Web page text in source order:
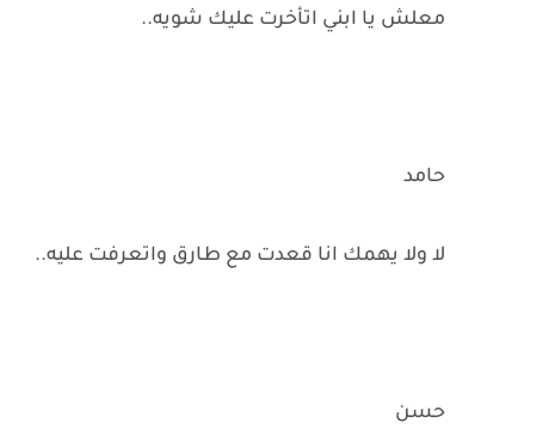
معلش يا ابني اتأخرت عليك شويه..
حامد
لا ولا يهمك انا قعدت مع طارق واتعرفت عليه..
حسن